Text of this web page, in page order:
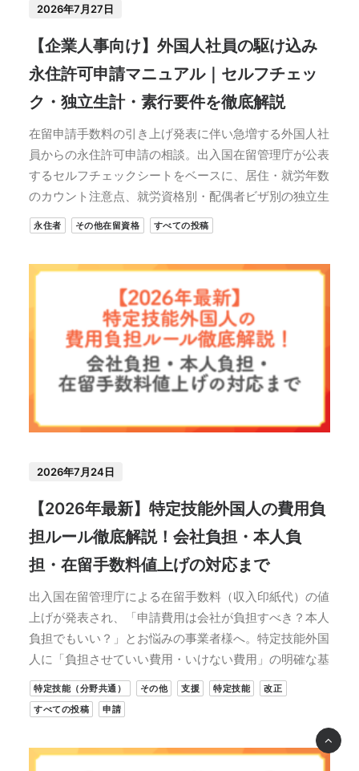
2026年7月27日
【企業人事向け】外国人社員の駆け込み
永住許可申請マニュアル｜セルフチェッ
ク・独立生計・素行要件を徹底解説
在留申請手数料の引き上げ発表に伴い急増する外国人社
員からの永住許可申請の相談。出入国在留管理庁が公表
するセルフチェックシートをベースに、居住・就労年数
のカウント注意点、就労資格別・配偶者ビザ別の独立生
永住者 その他在留資格 すべての投稿
2026年7月24日
【2026年最新】特定技能外国人の費用負
担ルール徹底解説！会社負担・本人負
担・在留手数料値上げの対応まで
出入国在留管理庁による在留手数料（収入印紙代）の値
上げが発表され、「申請費用は会社が負担すべき？本人
負担でもいい？」とお悩みの事業者様へ。特定技能外国
人に「負担させていい費用・いけない費用」の明確な基
特定技能（分野共通） その他 支援 特定技能
改正
すべての投稿
申請